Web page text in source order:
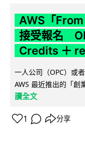
AWS「
接受報名
Credits ＋
一人公司（OPC）或
AWS 最近推出的「
讀全文
1 分享